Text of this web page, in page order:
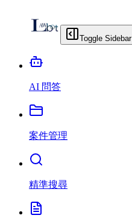
Toggle Sidebar
AI 問答
案件管理
精準搜尋